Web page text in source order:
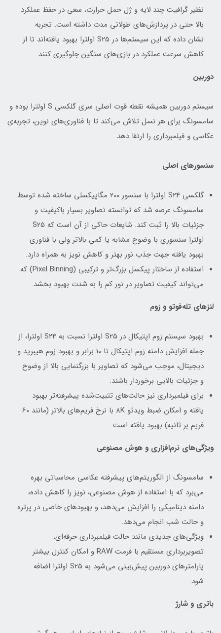
نظیر گرافیت چند لایه و ژل حمل حرارت، سعی در حفظ عملکرد
بالا حتی در پردازش‌های طولانی مدت داشته است. تجربه
نشان داده که این سیستم‌ها در S25 اولترا بهبود یافته‌اند تا از
کاهش سرعت عملکرد در بازی‌های سنگین جلوگیری کنند.
دوربین
سیستم دوربین همیشه نقطه قوت اصلی سری گلکسی S اولترا بوده و
سامسونگ برای هر نسل تلاش می‌کند تا با فناوری‌های نوین، تجربه‌ی
عکاسی و فیلمبرداری را ارتقا دهد.
سنسورهای اصلی
گلکسی S24 اولترا با سنسور 200 مگاپیکسلی ساخته شده توسط
سامسونگ عرضه شد که توانسته تصاویر بسیار باکیفیت و
جزئیات بالا را ثبت کند. شایعات حاکی از آن است که S25
اولترا سنسوری با وضوح مشابه یا کمی بالاتر ولی با فناوری
بهبود یافته جهت جذب نور بهتر و کاهش نویز به همراه دارد.
استفاده از ساختار پیکسل بزرگ‌تر و ترکیبی (Pixel Binning) که
می‌تواند کیفیت تصاویر در نور کم را به شدت بهبود بخشد.
لنزهای تله‌فوتو و زوم
بهبود سیستم زوم اپتیکال در S25 اولترا نسبت به S24 اولترا، از
جمله افزایش دامنه زوم اپتیکال تا 10 برابر و بهبود زوم هیبرید و
دیجیتال، موجب می‌شود که تصاویر با بزرگنمایی بالا از وضوح
و جزئیات بالایی برخوردار باشند.
برای فیلمبرداری نیز حالت‌های تثبیت‌شده پیشرفته‌تر بهبود
یافته و امکان ضبط ویدئو 8K با نرخ فریم‌های بالاتر (مانند 60
فریم بر ثانیه) بهبود یافته است.
ویژگی‌های نرم‌افزاری و هوش مصنوعی
سامسونگ از الگوریتم‌های پیشرفته عکاسی محاسباتی بهره
می‌برد که با استفاده از هوش مصنوعی، نویز را کاهش داده،
دامنه دینامیکی را افزایش می‌دهد، و بهبودهای خاصی در پرتره
و حالت شب انجام می‌دهد.
ویژگی‌های جدیدی مانند حالت فیلمبرداری حرفه‌ای،
تصویربرداری مستقیم با فرمت RAW و امکان کنترل بیشتر
پارامترهای دوربین پیش‌بینی می‌شود به S25 اولترا اضافه
شود.
باتری و شارژ